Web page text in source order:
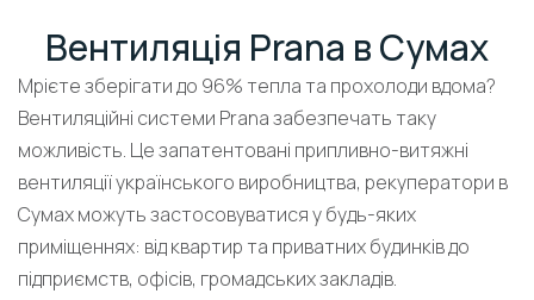
Вентиляція Prana в Сумах
Мрієте зберігати до 96% тепла та прохолоди вдома?
Вентиляційні системи Prana забезпечать таку
можливість. Це запатентовані припливно-витяжні
вентиляції українського виробництва, рекуператори в
Сумах можуть застосовуватися у будь-яких
приміщеннях: від квартир та приватних будинків до
підприємств, офісів, громадських закладів.